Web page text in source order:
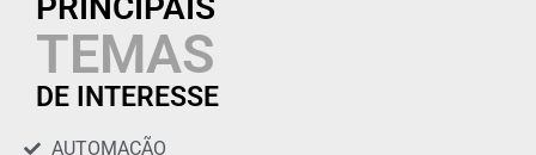
TEMAS
DE INTERESSE
AUTOMAÇÃO